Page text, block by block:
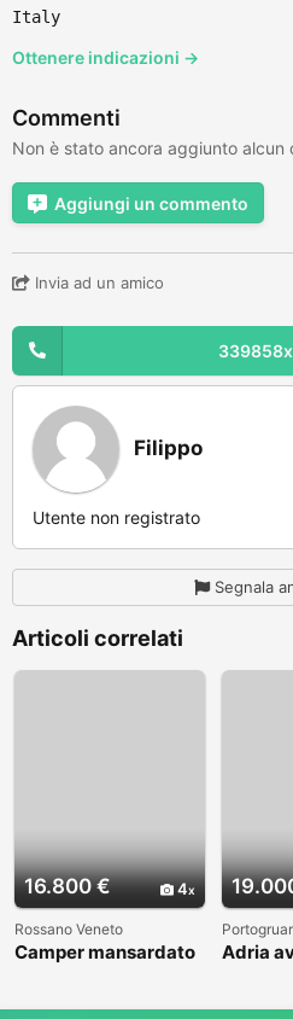
Italy
Ottenere indicazioni →
Commenti
Non è stato ancora aggiunto alcun
Aggiungi un commento
Invia ad un amico
Filippo
Utente non registrato
Segnala
Articoli correlati
16.800 € 4
Rossano Veneto
Camper mansardato
Adria